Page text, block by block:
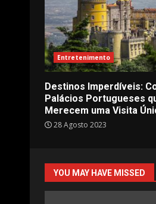
Entretenimento
Destinos Imperdíveis:
Palácios Portugueses
Merecem uma Visita
28 Agosto 2023
YOU MAY HAVE MISSED